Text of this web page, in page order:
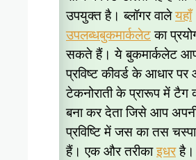
उपयुक्त है। ब्लॉगर वालेयहाँ
उपलब्धबुकमार्कलेटका
सकते हैं। ये बुकमार्कलेट
प्रविष्ट कीवर्ड के आधार
टेकनोराती के प्रारूप में टैग
बना कर देता जिसे आप
प्रविष्टि में जस का तस
हैं। एक और तरीकाइधरहै।